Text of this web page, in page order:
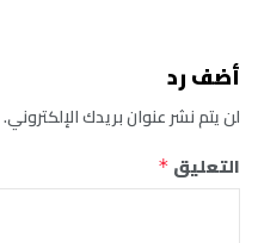
أضف رد
لن يتم نشر عنوان بريدك الإلكتروني.
التعليق *